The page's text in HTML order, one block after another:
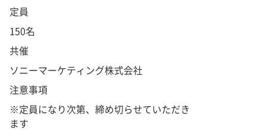
定員
150名
共催
ソニーマーケティング株式会社
注意事項
※定員になり次第、締め切らせていただき
ます